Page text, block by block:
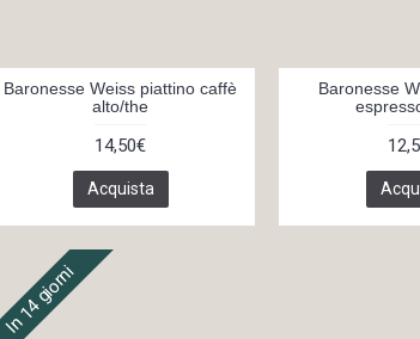
Baronesse Weiss piattino caffè
alto/the
14,50€
Acquista
Baronesse
In 14 giorni